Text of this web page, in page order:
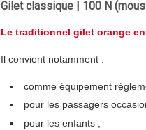
Gilet classique | 100 N
Le traditionnel gilet orange
Il convient notamment :
comme équipement
pour les passagers
pour les enfants ;